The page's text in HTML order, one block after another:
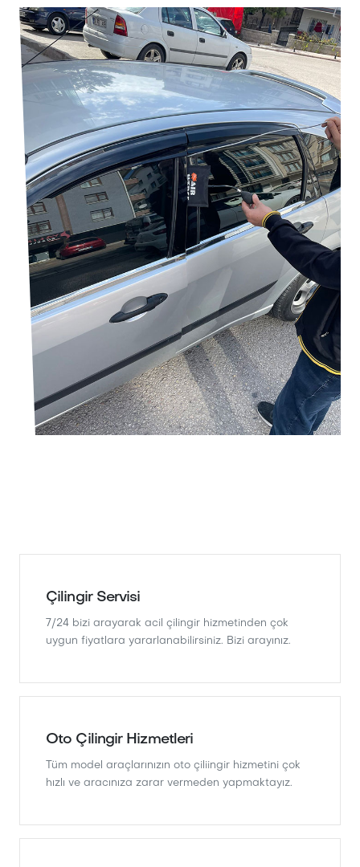
Çilingir Servisi
7/24 bizi arayarak acil çilingir hizmetinden çok
uygun fiyatlara yararlanabilirsiniz. Bizi arayınız.
Oto Çilingir Hizmetleri
Tüm model araçlarınızın oto çiliingir hizmetini çok
hızlı ve aracınıza zarar vermeden yapmaktayız.